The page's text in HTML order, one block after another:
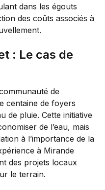
dans les égouts
des coûts associés à
: Le cas de
de
centaine de foyers
de pluie. Cette initiative
de l’eau, mais
à l’importance de la
à Mirande
des projets locaux
le terrain.